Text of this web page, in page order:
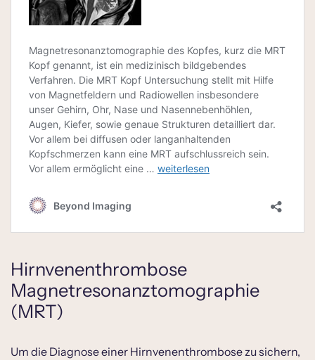
Hirnvenenthrombose
Magnetresonanztomographie
(MRT)
Um die Diagnose einer Hirnvenenthrombose zu sichern,